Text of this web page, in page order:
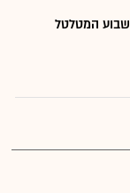
המטלטל